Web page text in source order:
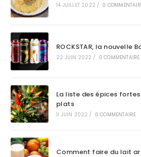
14 JUILLET 2022 / 0
ROCKSTAR, la nouvelle
22 JUIN 2022 / 0 COMMENTAIRE
La liste des épices
plats
11 JUIN 2022 / 0 COMMENTAIRE
Comment faire du lait